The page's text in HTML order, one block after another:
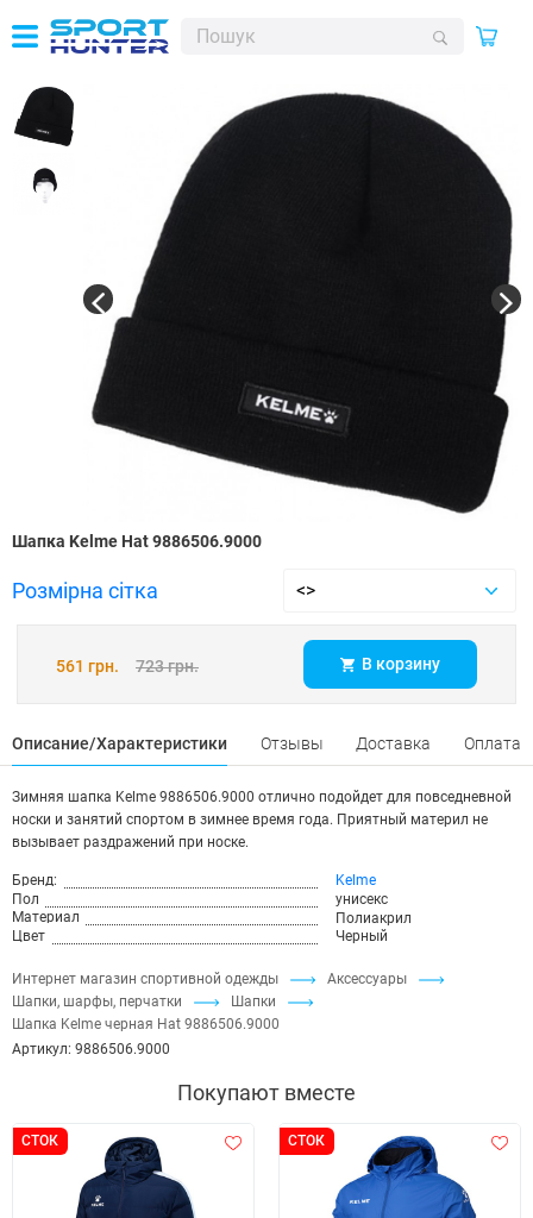
Интернет магазин спортивной одежды
Аксессуары
Шапки, шарфы, перчатки
Шапки
Шапка Kelme черная Hat 9886506.9000
Шапка Kelme Hat 9886506.9000
Розмірна сітка
561 грн. 723 грн. В корзину
Описание/Характеристики Отзывы Доставка Оплата
Зимняя шапка Kelme 9886506.9000 отлично подойдет для повседневной
носки и занятий спортом в зимнее время года. Приятный материл не
вызывает раздражений при носке.
Бренд:
Kelme
Пол
унисекс
Материал
Полиакрил
Цвет
Черный
Артикул: 9886506.9000
Покупают вместе
СТОК СТОК